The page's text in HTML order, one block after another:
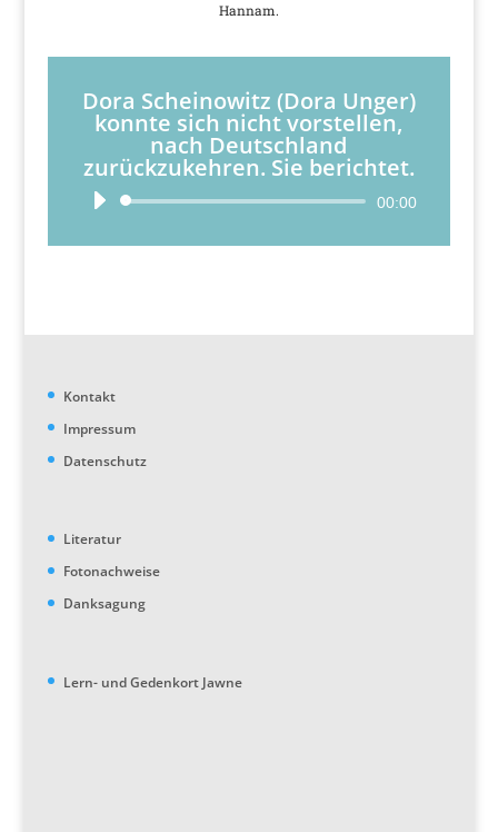
Hannam.
Dora Scheinowitz (Dora Unger)
konnte sich nicht vorstellen,
nach Deutschland
zurückzukehren. Sie berichtet.
Audio-
00:00
Kontakt
Impressum
Datenschutz
Literatur
Fotonachweise
Danksagung
Lern- und Gedenkort Jawne